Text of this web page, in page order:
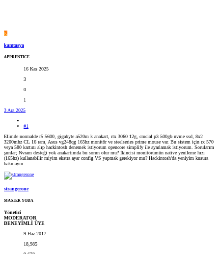
K
kamtasya
APPRENTICE
16 Kas 2025
3
0
1
3 Ara 2025
#1
Elimde normalde r5 5600, gigabyte a520m k anakart, rtx 3060 12g, crucial p3 500gb nvme ssd, 8x2
3200mhz CL 16 ram, Asus vg248qg 165hz monitör ve steelseries prime mouse var. Bu sistem için rx 570
veya 580 kartını alıp hackintosh denemek istiyorum opencore simplify ile ayarlamak istiyorum. Sorularım
şunlar; Nvram desteği yok anakartımda bu sorun olur mu? İkincisi monitörümün native yenileme hızı
(165hz) kullanabilir miyim ekstra ayar config VS yapmak gerekiyor mu? Hackintosh'da yeniyim kusura
bakmayın
strangerone
MASTER YODA
Yönetici
MODERATOR
DENEYİMLİ ÜYE
9 Haz 2017
18,985